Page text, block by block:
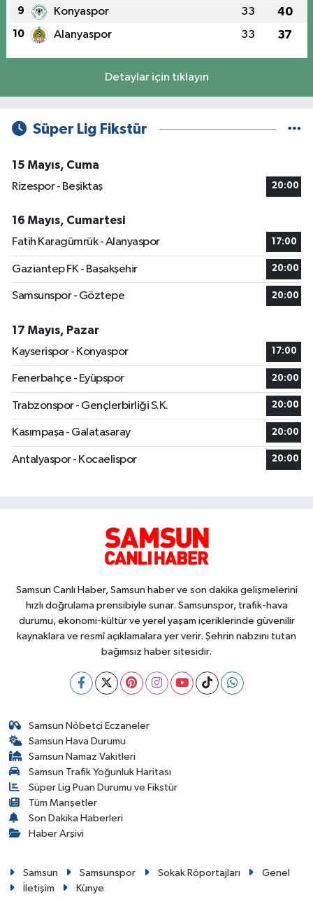
9 Konyaspor 33 40
10 Alanyaspor 33 37
Detaylar için tıklayın
Süper Lig Fikstür
15 Mayıs, Cuma
Rizespor - Beşiktaş
20:00
16 Mayıs, Cumartesi
Fatih Karagümrük - Alanyaspor
17:00
Gaziantep FK - Başakşehir 20:00
Samsunspor - Göztepe 20:00
17 Mayıs, Pazar
Kayserispor - Konyaspor
17:00
Fenerbahçe - Eyüpspor 20:00
Trabzonspor - Gençlerbirliği S.K. 20:00
Kasımpaşa - Galatasaray 20:00
Antalyaspor - Kocaelispor 20:00
Samsun Canlı Haber, Samsun haber ve son dakika gelişmelerini
hızlı doğrulama prensibiyle sunar. Samsunspor, trafik-hava
durumu, ekonomi-kültür ve yerel yaşam içeriklerinde güvenilir
kaynaklara ve resmî açıklamalara yer verir. Şehrin nabzını tutan
bağımsız haber sitesidir.
Samsun Nöbetçi Eczaneler
Samsun Hava Durumu
Samsun Namaz Vakitleri
Samsun Trafik Yoğunluk Haritası
Süper Lig Puan Durumu ve Fikstür
Tüm Manşetler
Son Dakika Haberleri
Haber Arşivi
Samsun Samsunspor Sokak Röportajları
Genel
İletişim
Künye